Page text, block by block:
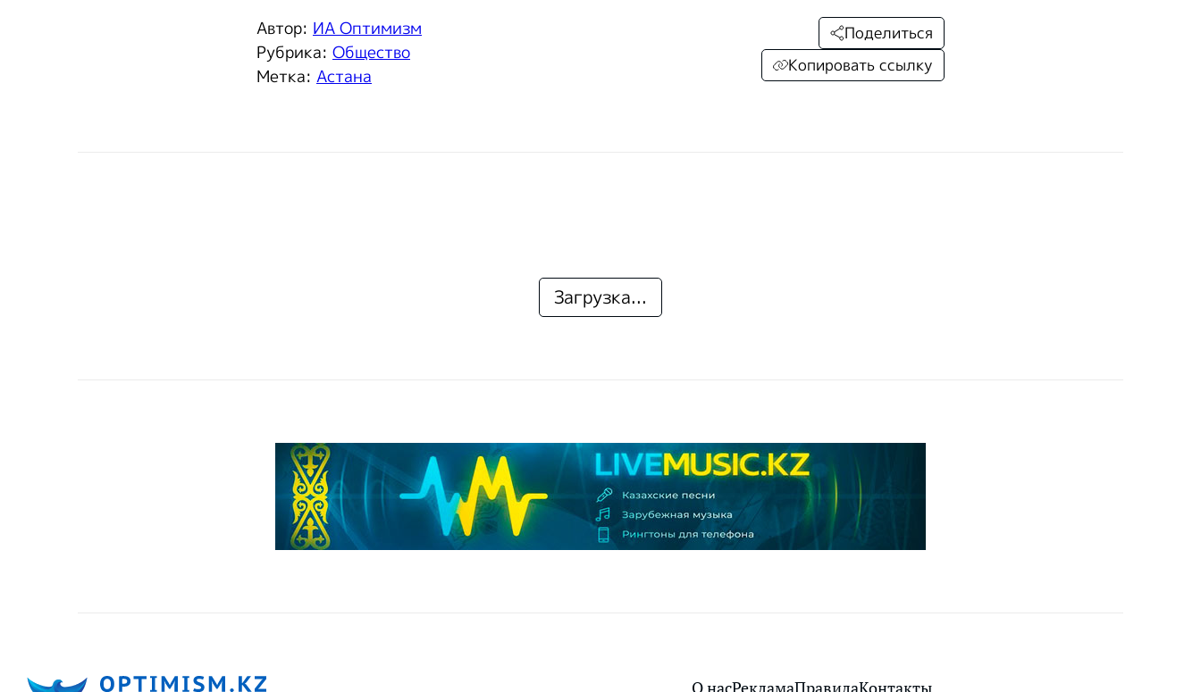
Автор: ИА Оптимизм
Рубрика: Общество
Метка: Астана
Поделиться
Копировать ссылку
Загрузка...